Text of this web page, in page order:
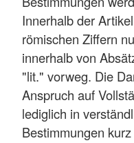
Innerhalb der
römischen Ziffern
innerhalb von
"lit." vorweg. Die
Anspruch auf
lediglich in
Bestimmungen